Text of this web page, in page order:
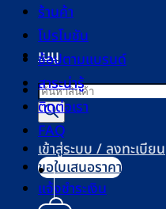
เมนู
Products
search
เข้าสู่ระบบ / ลงทะเบียน
ร้านค้า
โปรโมชัน
ช้อปตามแบรนด์
สาระน่ารู้
ติดต่อเรา
FAQ
ขอใบเสนอราคา
แจ้งชำระเงิน